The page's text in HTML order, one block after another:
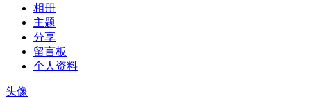
相册
主题
分享
留言板
个人资料
头像